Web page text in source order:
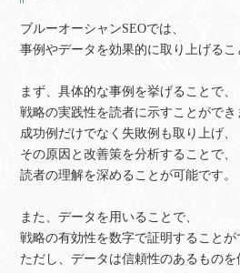
ブルーオーシャンSEOでは、
事例やデータを効果的に取り上げるこ
まず、具体的な事例を挙げることで、
戦略の実践性を読者に示すことができ
成功例だけでなく失敗例も取り上げ、
その原因と改善策を分析することで、
読者の理解を深めることが可能です。
また、データを用いることで、
戦略の有効性を数字で証明することが
ただし、データは信頼性のあるものを